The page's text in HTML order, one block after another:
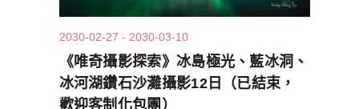
《唯奇攝影探索》冰島極光、藍冰洞、
冰河湖鑽石沙灘攝影12日（已結束，
歡迎客制化包團）
2030-02-27 - 2030-03-10